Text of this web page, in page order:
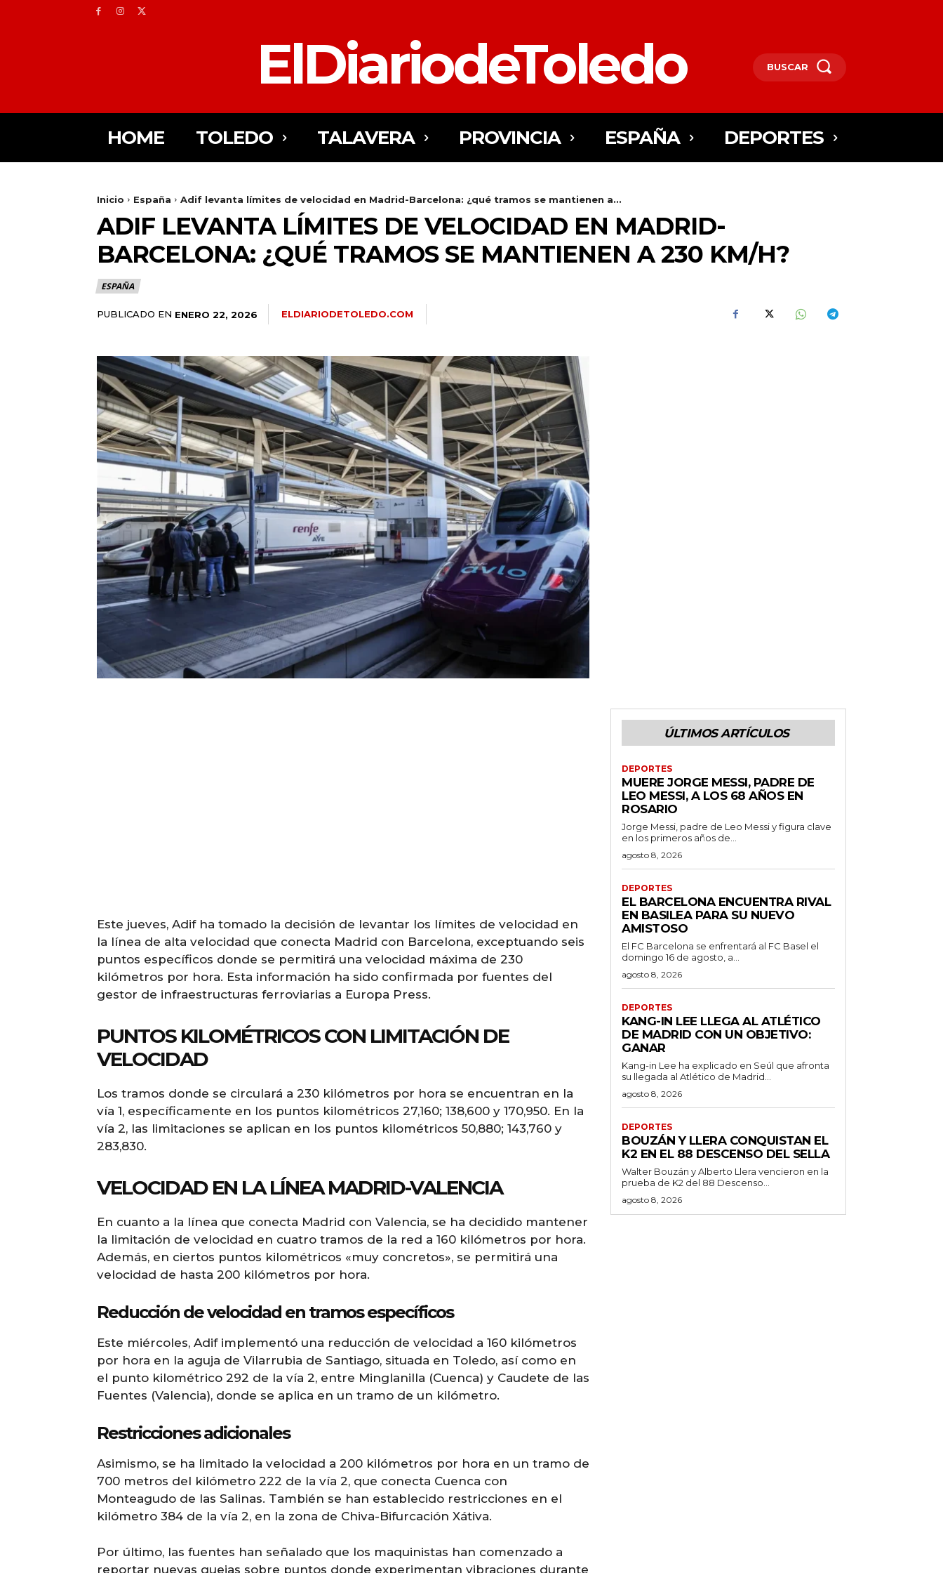
ElDiariodeToledo BUSCAR
HOME TOLEDO TALAVERA PROVINCIA ESPAÑA DEPORTES
Inicio España Adif levanta límites de velocidad en Madrid-Barcelona: ¿qué tramos se mantienen a...
ADIF LEVANTA LÍMITES DE VELOCIDAD EN MADRID-
BARCELONA: ¿QUÉ TRAMOS SE MANTIENEN A 230 KM/H?
ESPAÑA
PUBLICADO EN ENERO 22, 2026 ELDIARIODETOLEDO.COM
Este jueves, Adif ha tomado la decisión de levantar los límites de velocidad en
la línea de alta velocidad que conecta Madrid con Barcelona, exceptuando seis
puntos específicos donde se permitirá una velocidad máxima de 230
kilómetros por hora. Esta información ha sido confirmada por fuentes del
gestor de infraestructuras ferroviarias a Europa Press.
PUNTOS KILOMÉTRICOS CON LIMITACIÓN DE
VELOCIDAD
Los tramos donde se circulará a 230 kilómetros por hora se encuentran en la
vía 1, específicamente en los puntos kilométricos 27,160; 138,600 y 170,950. En la
vía 2, las limitaciones se aplican en los puntos kilométricos 50,880; 143,760 y
283,830.
VELOCIDAD EN LA LÍNEA MADRID-VALENCIA
En cuanto a la línea que conecta Madrid con Valencia, se ha decidido mantener
la limitación de velocidad en cuatro tramos de la red a 160 kilómetros por hora.
Además, en ciertos puntos kilométricos «muy concretos», se permitirá una
velocidad de hasta 200 kilómetros por hora.
Reducción de velocidad en tramos específicos
Este miércoles, Adif implementó una reducción de velocidad a 160 kilómetros
por hora en la aguja de Vilarrubia de Santiago, situada en Toledo, así como en
el punto kilométrico 292 de la vía 2, entre Minglanilla (Cuenca) y Caudete de las
Fuentes (Valencia), donde se aplica en un tramo de un kilómetro.
Restricciones adicionales
Asimismo, se ha limitado la velocidad a 200 kilómetros por hora en un tramo de
700 metros del kilómetro 222 de la vía 2, que conecta Cuenca con
Monteagudo de las Salinas. También se han establecido restricciones en el
kilómetro 384 de la vía 2, en la zona de Chiva-Bifurcación Xátiva.
Por último, las fuentes han señalado que los maquinistas han comenzado a
reportar nuevas quejas sobre puntos donde experimentan vibraciones durante
ÚLTIMOS ARTÍCULOS
DEPORTES
MUERE JORGE MESSI, PADRE DE
LEO MESSI, A LOS 68 AÑOS EN
ROSARIO
Jorge Messi, padre de Leo Messi y figura clave
en los primeros años de...
agosto 8, 2026
DEPORTES
EL BARCELONA ENCUENTRA RIVAL
EN BASILEA PARA SU NUEVO
AMISTOSO
El FC Barcelona se enfrentará al FC Basel el
domingo 16 de agosto, a...
agosto 8, 2026
DEPORTES
KANG-IN LEE LLEGA AL ATLÉTICO
DE MADRID CON UN OBJETIVO:
GANAR
Kang-in Lee ha explicado en Seúl que afronta
su llegada al Atlético de Madrid...
agosto 8, 2026
DEPORTES
BOUZÁN Y LLERA CONQUISTAN EL
K2 EN EL 88 DESCENSO DEL SELLA
Walter Bouzán y Alberto Llera vencieron en la
prueba de K2 del 88 Descenso...
agosto 8, 2026